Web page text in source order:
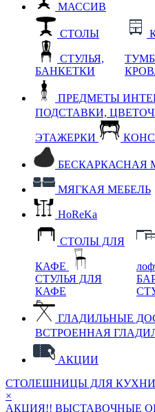
МАССИВ
СТОЛЫ
СТУЛЬЯ,
БАНКЕТКИ
ПРЕДМЕТЫ
ПОДСТАВКИ,
ЭТАЖЕРКИ
БЕСКАРКАСНАЯ
МЯГКАЯ МЕБЕЛЬ
HoReKa
СТОЛЫ ДЛЯ
КАФЕ
СТУЛЬЯ ДЛЯ
КАФЕ
ГЛАДИЛЬНЫЕ
ВСТРОЕННАЯ
АКЦИИ
СТОЛЕШНИЦЫ ДЛЯ КУХНИ
×
АКЦИЯ!! ВЫСТАВОЧНЫЕ